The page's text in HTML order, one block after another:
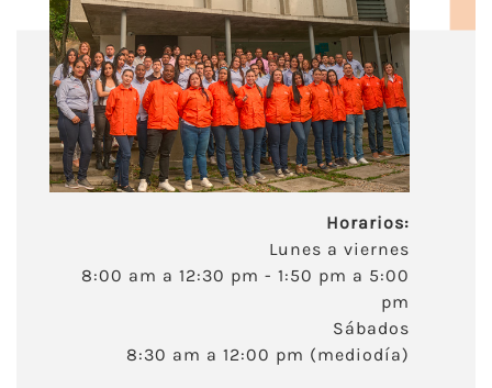
Horarios:
Lunes a viernes
8:00 am a 12:30 pm - 1:50 pm a 5:00
pm
Sábados
8:30 am a 12:00 pm (mediodía)